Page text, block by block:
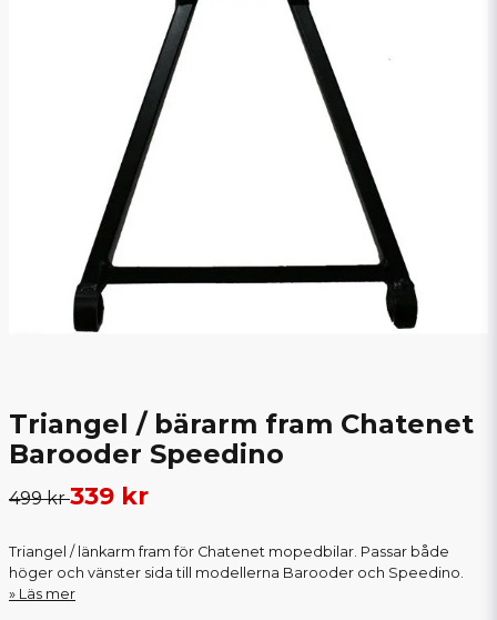
Triangel / bärarm fram Chatenet
Barooder Speedino
499 kr339 kr
Triangel / länkarm fram för Chatenet mopedbilar. Passar både
höger och vänster sida till modellerna Barooder och Speedino.
Läs mer